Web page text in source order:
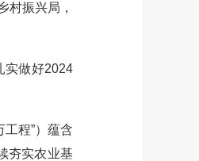
振兴局，
实做好2024
程”）蕴含
夯实农业基